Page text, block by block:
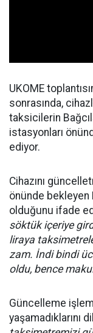
UKOME
sonrasında,
taksicilerin
istasyonları
ediyor.
Cihazını
önünde bekleyen
olduğunu ifade
söktük içeriye
liraya
zam. İndi bindi
oldu, bence
Güncelleme
yaşamadıklarını